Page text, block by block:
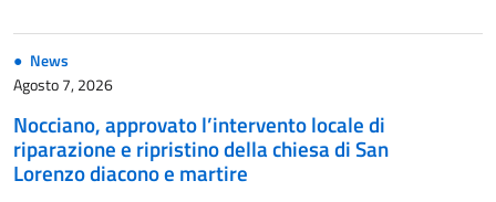
News
Agosto 7, 2026
Nocciano, approvato l’intervento locale di
riparazione e ripristino della chiesa di San
Lorenzo diacono e martire